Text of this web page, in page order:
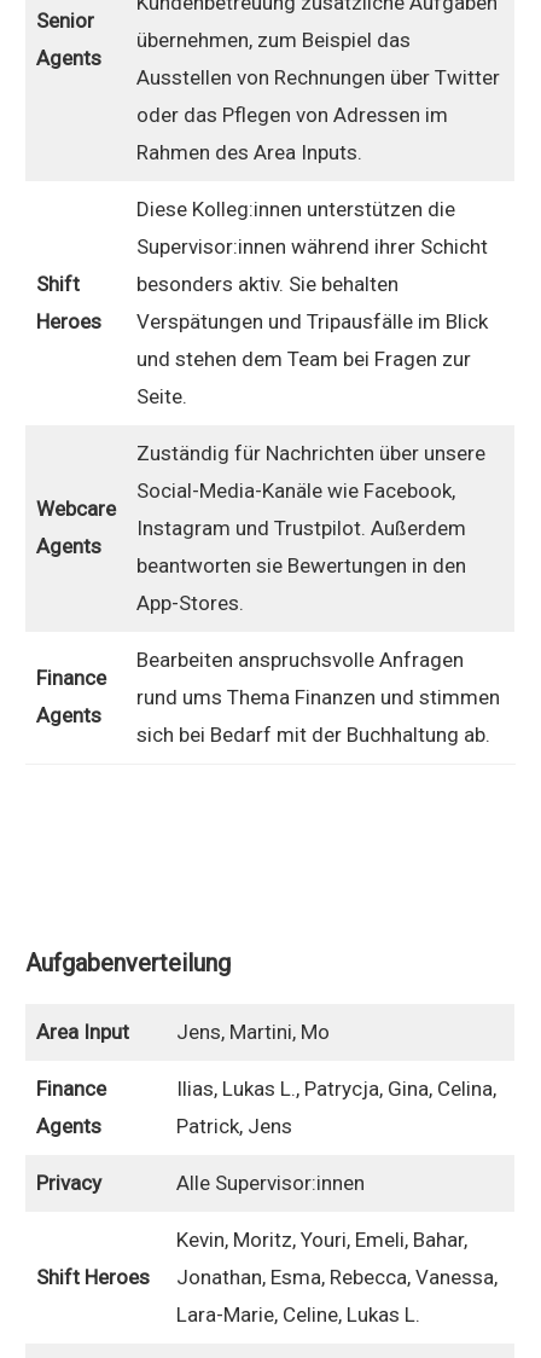
Senior
Agents
übernehmen, zum Beispiel das
Ausstellen von Rechnungen über Twitter
oder das Pflegen von Adressen im
Rahmen des Area Inputs.
Shift
Heroes
Diese Kolleg:innen unterstützen die
Supervisor:innen während ihrer Schicht
besonders aktiv. Sie behalten
Verspätungen und Tripausfälle im Blick
und stehen dem Team bei Fragen zur
Seite.
Webcare
Agents
Zuständig für Nachrichten über unsere
Social-Media-Kanäle wie Facebook,
Instagram und Trustpilot. Außerdem
beantworten sie Bewertungen in den
App-Stores.
Finance
Agents
Bearbeiten anspruchsvolle Anfragen
rund ums Thema Finanzen und stimmen
sich bei Bedarf mit der Buchhaltung ab.
Aufgabenverteilung
Area Input Jens, Martini, Mo
Finance
Agents
Ilias, Lukas L., Patrycja, Gina, Celina,
Patrick, Jens
Privacy Alle Supervisor:innen
Shift Heroes
Kevin, Moritz, Youri, Emeli, Bahar,
Jonathan, Esma, Rebecca, Vanessa,
Lara-Marie, Celine, Lukas L.